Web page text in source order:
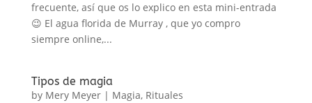
frecuente, así que os lo explico en esta mini-entrada
😉 El agua florida de Murray , que yo compro
siempre online,...
Tipos de magia
by Mery Meyer| Magia, Rituales